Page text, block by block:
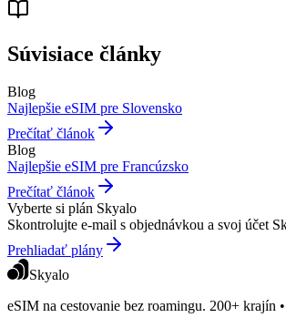
Súvisiace články
Blog
Najlepšie eSIM pre Slovensko
Prečítať článok
Blog
Najlepšie eSIM pre Francúzsko
Prečítať článok
Vyberte si plán Skyalo
Skontrolujte e-mail s objednávkou a svoj účet
Prehliadať plány
Skyalo
eSIM na cestovanie bez roamingu. 200+ krajín